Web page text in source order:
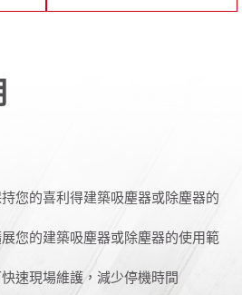
您的喜利得建築吸塵器或除塵器的
您的建築吸塵器或除塵器的使用範
速現場維護，減少停機時間